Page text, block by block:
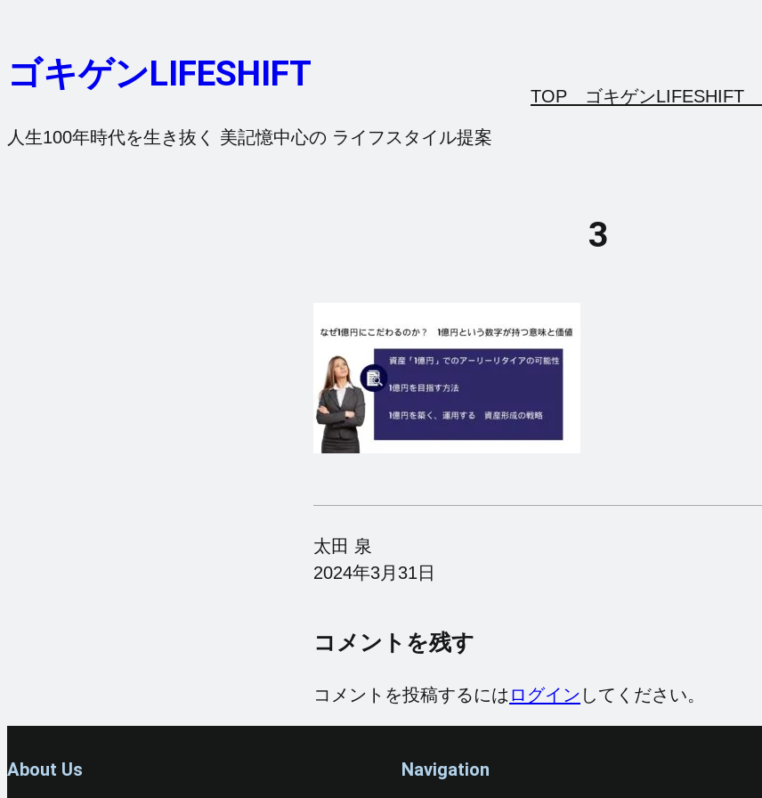
を
キ
ゴキゲンLIFESHIFT
人生100年時代を生き抜く 美記憶中心の ライフスタイル提案
TOP ゴキゲンLIFESHIFT
3
太田 泉
2024年3月31日
コメントを残す
コメントを投稿するには ログイン してください。
About Us Navigation